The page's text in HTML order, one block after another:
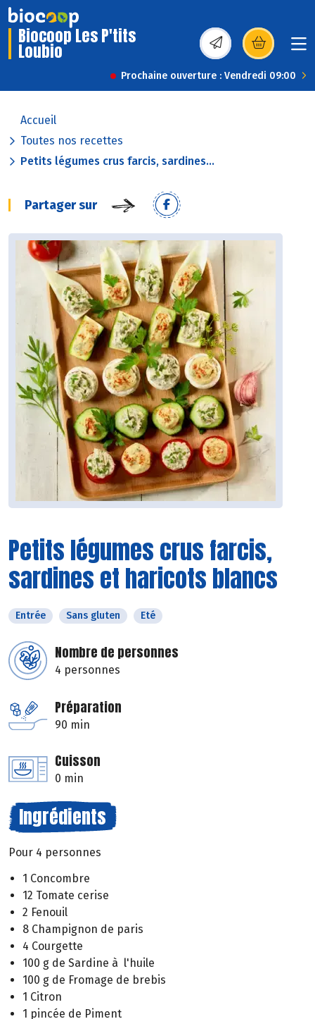
Biocoop Les P'tits
Loubio (s’ouvre dans une
Prochaine ouverture : Vendredi 09:00
Accueil
Toutes nos recettes
Petits légumes crus farcis, sardines...
Partager sur
Petits légumes crus farcis,
sardines et haricots blancs
Entrée Sans gluten Eté
Nombre de personnes
4 personnes
Préparation
90 min
Cuisson
0 min
Ingrédients
Pour 4 personnes
1 Concombre
12 Tomate cerise
2 Fenouil
8 Champignon de paris
4 Courgette
100 g de Sardine à l'huile
100 g de Fromage de brebis
1 Citron
1 pincée de Piment